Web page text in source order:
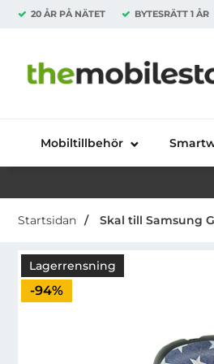
20 ÅR PÅ NÄTET BYTESRÄTT 1 ÅR
Startsidan
Mobiltillbehör
Startsidan Skal till Samsung
Lagerrensning
Priset är nedsatt med
-94%